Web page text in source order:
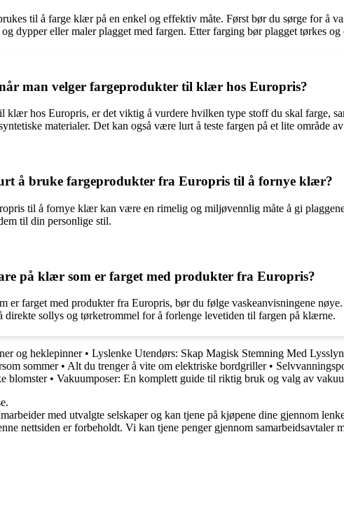
til å farge klær på en enkel og effektiv måte. Først bør du sørge for å
dypper eller maler plagget med fargen. Etter farging bør plagget tørkes
man velger fargeprodukter til klær hos Europris?
klær hos Europris, er det viktig å vurdere hvilken type stoff du skal farge,
materialer. Det kan også være lurt å teste fargen på et lite område
å bruke fargeprodukter fra Europris til å fornye klær?
til å fornye klær kan være en rimelig og miljøvennlig måte å gi
til din personlige stil.
på klær som er farget med produkter fra Europris?
er farget med produkter fra Europris, bør du følge vaskeanvisningene
direkte sollys og tørketrommel for å forlenge levetiden til fargen på klærne.
og heklepinner• Lyslenke Utendørs: Skap Magisk Stemning Med
sommer• Alt du trenger å vite om elektriske bordgriller•
blomster• Vakuumposer: En komplett guide til riktig bruk og valg av
med utvalgte selskaper og kan tjene på kjøpene dine gjennom
nettsiden er forbeholdt. Vi kan tjene penger gjennom